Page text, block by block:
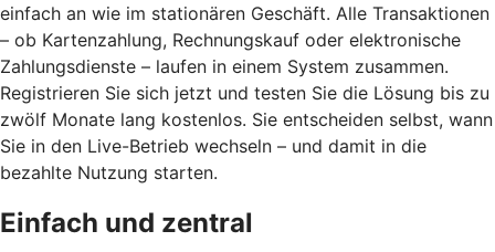
einfach an wie im stationären Geschäft. Alle Transaktionen
– ob Kartenzahlung, Rechnungskauf oder elektronische
Zahlungsdienste – laufen in einem System zusammen.
Registrieren Sie sich jetzt und testen Sie die Lösung bis zu
zwölf Monate lang kostenlos. Sie entscheiden selbst, wann
Sie in den Live-Betrieb wechseln – und damit in die
bezahlte Nutzung starten.
Einfach und zentral